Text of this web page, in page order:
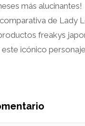
más alucinantes!
de Lady
freakys
este icónico